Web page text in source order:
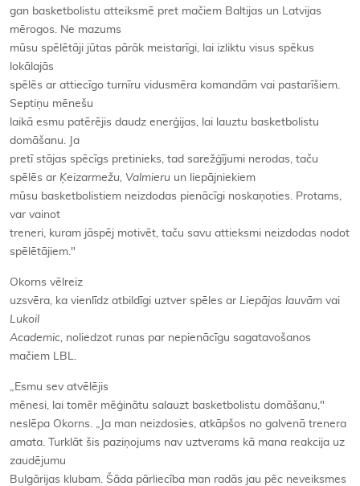
gan basketbolistu atteiksmē pret mačiem Baltijas un Latvijas
mērogos. Ne mazums
mūsu spēlētāji jūtas pārāk meistarīgi, lai izliktu visus spēkus
lokālajās
spēlēs ar attiecīgo turnīru vidusmēra komandām vai pastarīšiem.
Septiņu mēnešu
laikā esmu patērējis daudz enerģijas, lai lauztu basketbolistu
domāšanu. Ja
pretī stājas spēcīgs pretinieks, tad sarežģījumi nerodas, taču
spēlēs ar Ķeizarmežu, Valmieru un liepājniekiem
mūsu basketbolistiem neizdodas pienācīgi noskaņoties. Protams,
var vainot
treneri, kuram jāspēj motivēt, taču savu attieksmi neizdodas nodot
spēlētājiem."
Okorns vēlreiz
uzsvēra, ka vienlīdz atbildīgi uztver spēles ar Liepājas lauvām vai
Lukoil
Academic, noliedzot runas par nepienācīgu sagatavošanos
mačiem LBL.
„Esmu sev atvēlējis
mēnesi, lai tomēr mēģinātu salauzt basketbolistu domāšanu,"
neslēpa Okorns. „Ja man neizdosies, atkāpšos no galvenā trenera
amata. Turklāt šis paziņojums nav uztverams kā mana reakcija uz
zaudējumu
Bulgārijas klubam. Šāda pārliecība man radās jau pēc neveiksmes